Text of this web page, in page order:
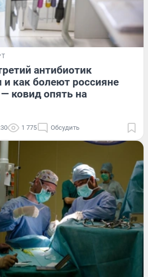
антибиотик
и как болеют россияне
ковид опять на
1 775 Обсудить